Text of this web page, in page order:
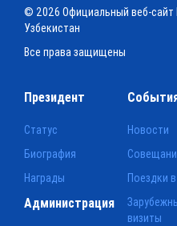
© 2026 Официальный веб-сайт
Узбекистан
Все права защищены
Президент
Статус
Биография
Награды
Новости
Поездки
визиты
Администрация